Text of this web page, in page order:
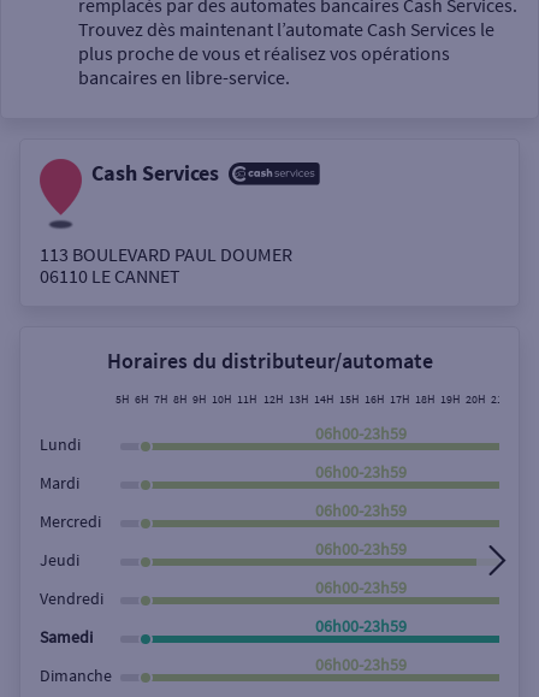
Autour de moi
Rue
Rechercher
remplacés par des automates bancaires Cash Services.
Trouvez dès maintenant l’automate Cash Services le
plus proche de vous et réalisez vos opérations
bancaires en libre-service.
Cash Services
113 BOULEVARD PAUL DOUMER
06110 LE CANNET
Horaires du distributeur/automate
5H 6H 7H 8H 9H 10H 11H 12H 13H 14H 15H 16H 17H 18H 19H 20H 21H
Lundi
06h00-23h59
Mardi
06h00-23h59
Mercredi
06h00-23h59
Jeudi
06h00-23h59
Vendredi
06h00-23h59
Samedi
06h00-23h59
Dimanche
06h00-23h59